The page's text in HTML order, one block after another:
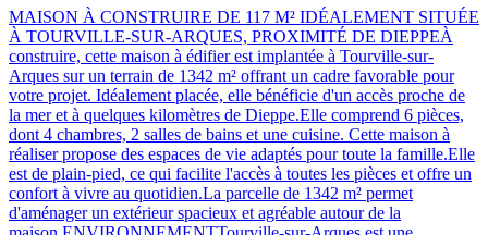
MAISON À CONSTRUIRE DE 117 M² IDÉALEMENT SITUÉE
À TOURVILLE-SUR-ARQUES, PROXIMITÉ DE DIEPPEÀ
construire, cette maison à édifier est implantée à Tourville-sur-
Arques sur un terrain de 1342 m² offrant un cadre favorable pour
votre projet. Idéalement placée, elle bénéficie d'un accès proche de
la mer et à quelques kilomètres de Dieppe.Elle comprend 6 pièces,
dont 4 chambres, 2 salles de bains et une cuisine. Cette maison à
réaliser propose des espaces de vie adaptés pour toute la famille.Elle
est de plain-pied, ce qui facilite l'accès à toutes les pièces et offre un
confort à vivre au quotidien.La parcelle de 1342 m² permet
d'aménager un extérieur spacieux et agréable autour de la